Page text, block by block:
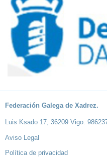
Federación Galega de Xadrez.
Luis Ksado 17, 36209 Vigo.
Aviso Legal
Política de privacidad